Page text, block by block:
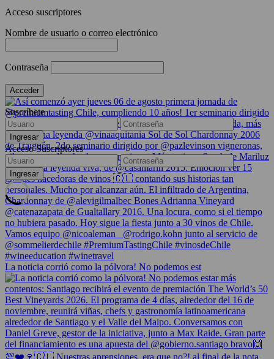
La noticia corrió como la pólvora! No podemos est
Acceso suscriptores
Nombre de usuario o correo electrónico
Contraseña
Suscríbete
Acceso Suscriptores